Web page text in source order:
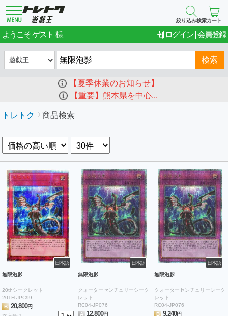
絞り込み検索カート
ようこそゲスト ログイン 会員登録
検索
【夏季休業のお知らせ】
【重要】熊本県を中心...
トレトク 商品検索
日本語
無限泡影
20thシークレット
20TH-JPC99
B
20,800円
日本語
無限泡影
クォーターセンチュリーシーク
レット
RC04-JP076
A
12,800円
日本語
無限泡影
クォーターセンチュリーシーク
レット
RC04-JP076
B 9,240円